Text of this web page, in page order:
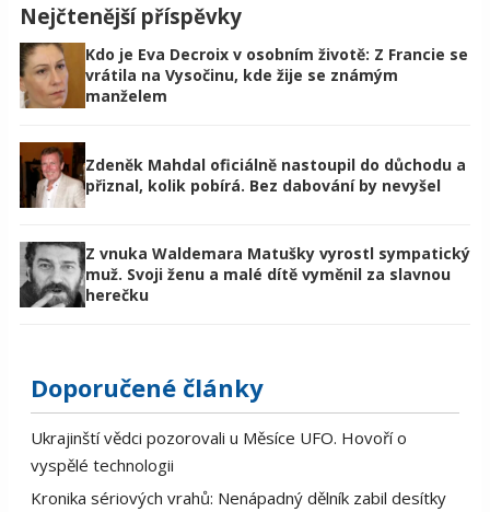
Nejčtenější příspěvky
Kdo je Eva Decroix v osobním životě: Z Francie se
vrátila na Vysočinu, kde žije se známým
manželem
Zdeněk Mahdal oficiálně nastoupil do důchodu a
přiznal, kolik pobírá. Bez dabování by nevyšel
Z vnuka Waldemara Matušky vyrostl sympatický
muž. Svoji ženu a malé dítě vyměnil za slavnou
herečku
Doporučené články
Ukrajinští vědci pozorovali u Měsíce UFO. Hovoří o
vyspělé technologii
Kronika sériových vrahů: Nenápadný dělník zabil desítky